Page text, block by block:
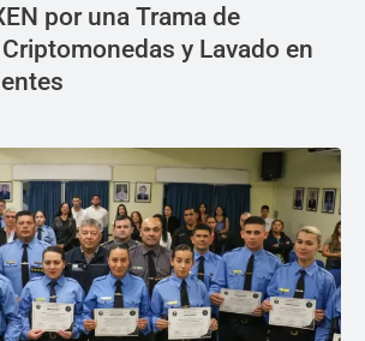
por una Trama de
y Lavado en